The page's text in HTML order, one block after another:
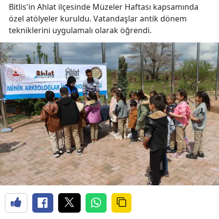
Bitlis'in Ahlat ilçesinde Müzeler Haftası kapsamında
özel atölyeler kuruldu. Vatandaşlar antik dönem
tekniklerini uygulamalı olarak öğrendi.